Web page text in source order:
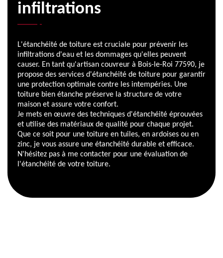
infiltrations
L'étanchéité de toiture est cruciale pour prévenir les
infiltrations d'eau et les dommages qu'elles peuvent
causer. En tant qu'artisan couvreur à Bois-le-Roi 77590, je
propose des services d'étanchéité de toiture pour garantir
une protection optimale contre les intempéries. Une
toiture bien étanche préserve la structure de votre
maison et assure votre confort.
Je mets en œuvre des techniques d'étanchéité éprouvées
et utilise des matériaux de qualité pour chaque projet.
Que ce soit pour une toiture en tuiles, en ardoises ou en
zinc, je vous assure une étanchéité durable et efficace.
N'hésitez pas à me contacter pour une évaluation de
l'étanchéité de votre toiture.